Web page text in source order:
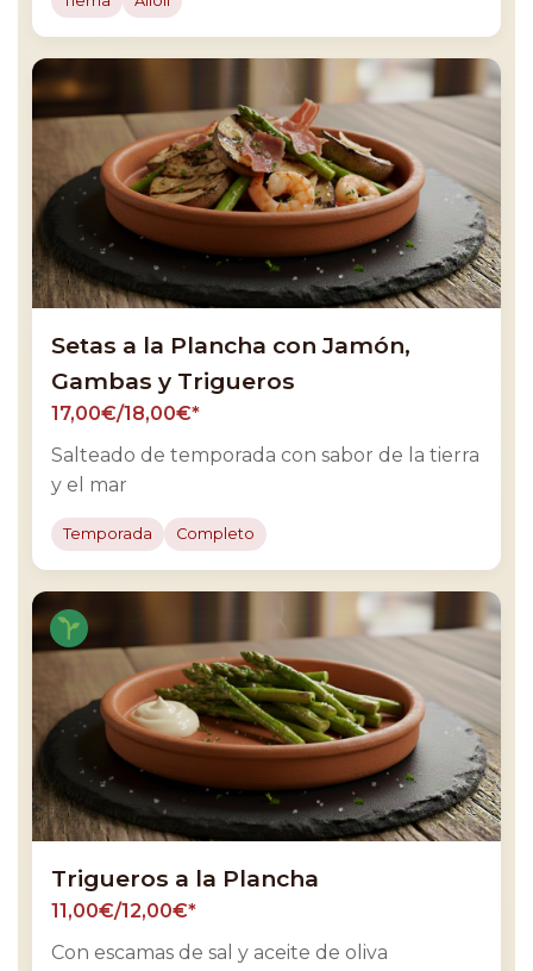
Setas a la Plancha con Jamón,
Gambas y Trigueros
17,00€/18,00€*
Salteado de temporada con sabor de la tierra
y el mar
Temporada Completo
Trigueros a la Plancha
11,00€/12,00€*
Con escamas de sal y aceite de oliva